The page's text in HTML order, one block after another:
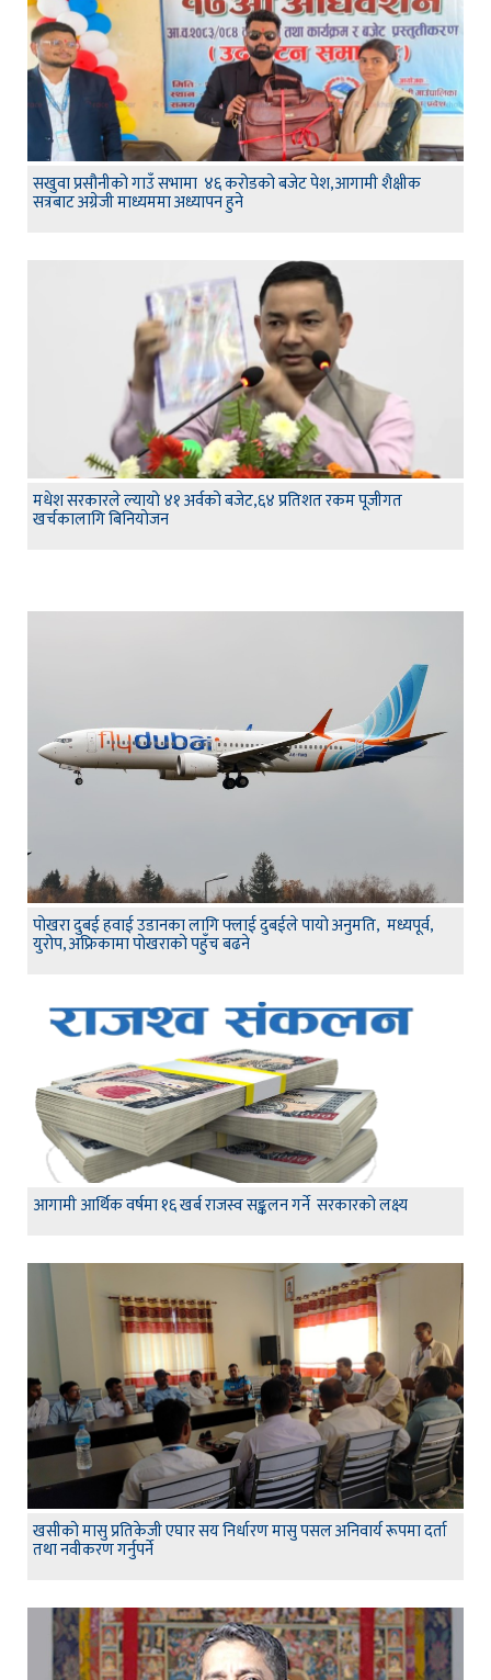
सखुवा प्रसौनीको गाउँ सभामा ४६ करोडको बजेट पेश,आगामी शैक्षीक
सत्रबाट अग्रेजी माध्यममा अध्यापन हुने
मधेश सरकारले ल्यायो ४१ अर्वको बजेट,६४ प्रतिशत रकम पूजीगत
खर्चकालागि बिनियोजन
पोखरा दुबई हवाई उडानका लागि फ्लाई दुबईले पायो अनुमति, मध्यपूर्व,
युरोप, अफ्रिकामा पोखराको पहुँच बढने
आगामी आर्थिक वर्षमा १६ खर्ब राजस्व सङ्कलन गर्ने सरकारको लक्ष्य
खसीको मासु प्रतिकेजी एघार सय निर्धारण मासु पसल अनिवार्य रूपमा दर्ता
तथा नवीकरण गर्नुपर्ने